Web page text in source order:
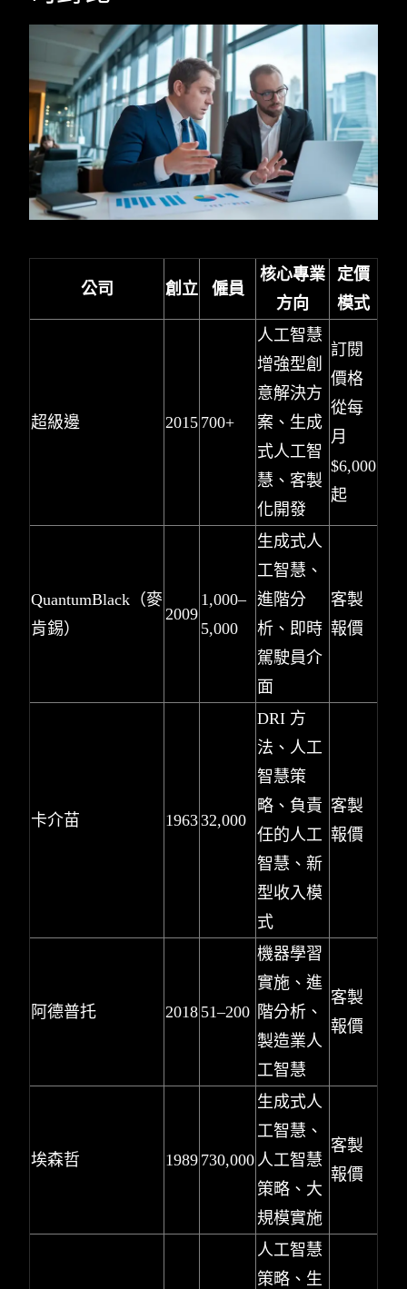
公司 創立 僱員
核心專業
方向
定價
模式
超級邊 2015 700+
人工智慧
增強型創
意解決方
案、生成
式人工智
慧、客製
化開發
訂閱
價格
從每
月
$6,000
起
QuantumBlack（麥
肯錫）
2009
1,000–
5,000
生成式人
工智慧、
進階分
析、即時
駕駛員介
面
客製
報價
卡介苗 196332,000
DRI 方
法、人工
智慧策
略、負責
任的人工
智慧、新
型收入模
式
客製
報價
阿德普托 2018 51–200
機器學習
實施、進
階分析、
製造業人
工智慧
客製
報價
埃森哲 1989 730,000
生成式人
工智慧、
人工智慧
策略、大
規模實施
客製
報價
人工智慧
策略、生